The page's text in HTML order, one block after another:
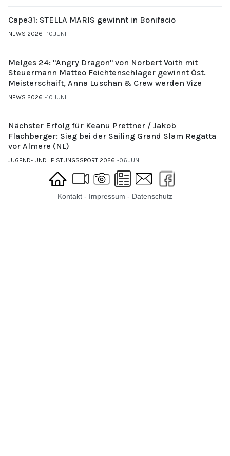
Cape31: STELLA MARIS gewinnt in Bonifacio
NEWS 2026 10.JUNI
Melges 24: "Angry Dragon" von Norbert Voith mit
Steuermann Matteo Feichtenschlager gewinnt Öst.
Meisterschaift, Anna Luschan & Crew werden Vize
NEWS 2026 10.JUNI
Nächster Erfolg für Keanu Prettner / Jakob
Flachberger: Sieg bei der Sailing Grand Slam Regatta
vor Almere (NL)
JUGEND- UND LEISTUNGSSPORT 2026 06.JUNI
Kontakt - Impressum - Datenschutz